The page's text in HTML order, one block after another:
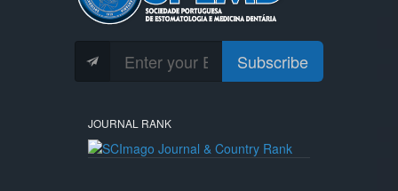
Subscribe
JOURNAL RANK